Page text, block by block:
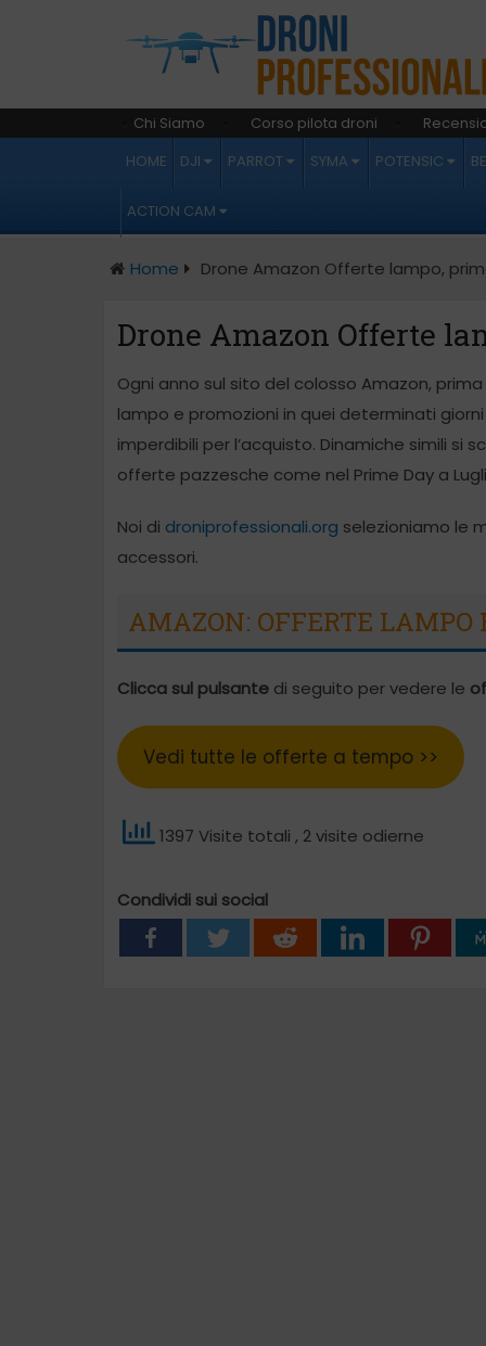
Chi Siamo Corso pilota droni
HOME
DJI PARROT SYMA POTENSIC
ACTION CAM
Home Drone Amazon Offerte lampo,
Drone Amazon Offerte
Ogni anno sul sito del colosso Amazon,
lampo e promozioni in quei determinati
imperdibili per l’acquisto. Dinamiche simili
offerte pazzesche come nel Prime Day a
Noi di droniprofessionali.org selezioniamo le
accessori.
AMAZON: OFFERTE LAMPO
Clicca sul pulsantedi seguito per vedere le
Vedi tutte le offerte a tempo >>
1397 Visite totali , 2 visite odierne
Condividi sui social